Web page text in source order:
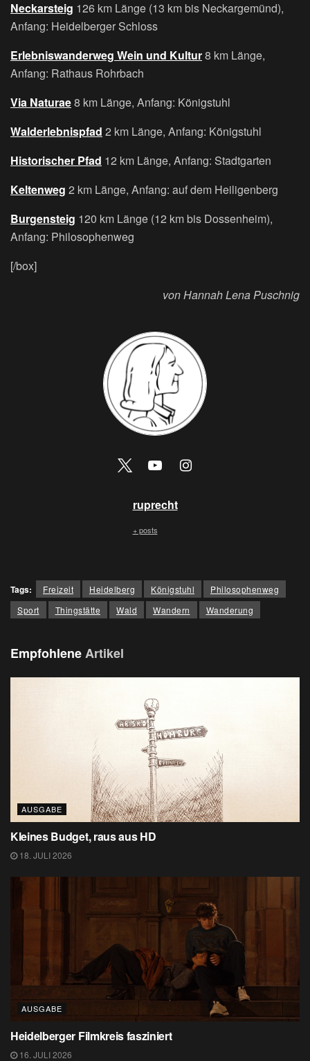
Neckarsteig 126 km Länge (13 km bis Neckargemünd),
Anfang: Heidelberger Schloss
Erlebniswanderweg Wein und Kultur8 km Länge,
Anfang: Rathaus Rohrbach
Via Naturae8 km Länge, Anfang: Königstuhl
Walderlebnispfad 2 km Länge, Anfang: Königstuhl
Historischer Pfad 12 km Länge, Anfang: Stadtgarten
Keltenweg 2 km Länge, Anfang: auf dem Heiligenberg
Burgensteig 120 km Länge (12 km bis Dossenheim),
Anfang: Philosophenweg
[/box]
von Hannah Lena Puschnig
ruprecht
+ posts
Tags: Freizeit Heidelberg Königstuhl
Philosophenweg
Sport
Thingstätte Wald Wandern Wanderung
EmpfohleneArtikel
AUSGABE
Kleines Budget, raus aus HD
18. JULI 2026
AUSGABE
Heidelberger Filmkreis fasziniert
16. JULI 2026